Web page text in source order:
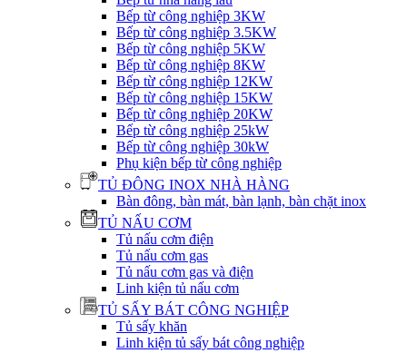
Bếp từ công nghiệp 3KW
Bếp từ công nghiệp 3.5KW
Bếp từ công nghiệp 5KW
Bếp từ công nghiệp 8KW
Bếp từ công nghiệp 12KW
Bếp từ công nghiệp 15KW
Bếp từ công nghiệp 20KW
Bếp từ công nghiệp 25kW
Bếp từ công nghiệp 30kW
Phụ kiện bếp từ công nghiệp
TỦ ĐÔNG INOX NHÀ HÀNG
Bàn đông, bàn mát, bàn lạnh, bàn chặt inox
TỦ NẤU CƠM
Tủ nấu cơm điện
Tủ nấu cơm gas
Tủ nấu cơm gas và điện
Linh kiện tủ nấu cơm
TỦ SẤY BÁT CÔNG NGHIỆP
Tủ sấy khăn
Linh kiện tủ sấy bát công nghiệp